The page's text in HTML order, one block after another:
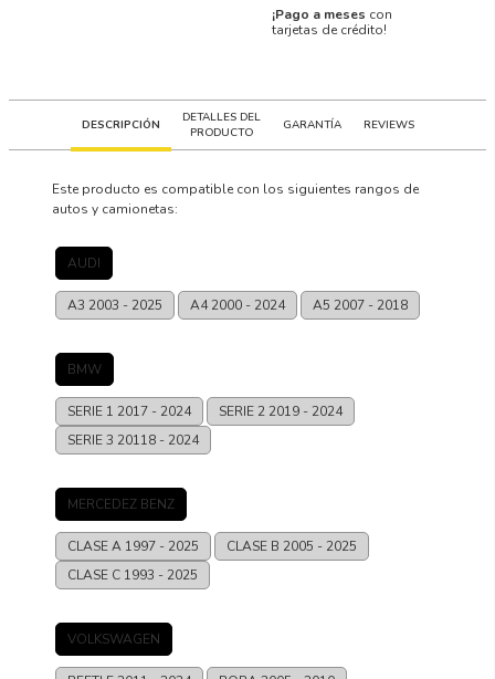
¡Pago a meses con
tarjetas de crédito!
DESCRIPCIÓN
DETALLES DEL
PRODUCTO
GARANTÍA REVIEWS
Este producto es compatible con los siguientes rangos de
autos y camionetas:
AUDI
A3 2003 - 2025 A42000 - 2024 A5 2007 - 2018
BMW
SERIE 1 2017 - 2024 SERIE 2 2019 - 2024
SERIE 3 20118 - 2024
MERCEDEZ BENZ
CLASE A 1997 - 2025 CLASE B 2005 - 2025
CLASE C 1993 - 2025
VOLKSWAGEN